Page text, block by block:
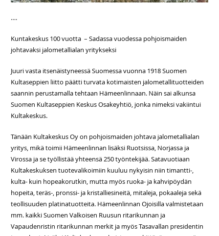
….
Kuntakeskus 100 vuotta – Sadassa vuodessa pohjoismaiden
johtavaksi jalometallialan yritykseksi
Juuri vasta itsenäistyneessä Suomessa vuonna 1918 Suomen
Kultaseppien liitto päätti turvata kotimaisten jalometallituotteiden
saannin perustamalla tehtaan Hämeenlinnaan. Näin sai alkunsa
Suomen Kultaseppien Keskus Osakeyhtiö, jonka nimeksi vakiintui
Kultakeskus.
Tänään Kultakeskus Oy on pohjoismaiden johtava jalometallialan
yritys, mikä toimii Hämeenlinnan lisäksi Ruotsissa, Norjassa ja
Virossa ja se työllistää yhteensä 250 työntekijää. Satavuotiaan
Kultakeskuksen tuotevalikoimiin kuuluu nykyisin niin timantti-,
kulta- kuin hopeakorutkin, mutta myös ruoka- ja kahvipöydän
hopeita, teräs-, pronssi- ja kristalliesineitä, mitaleja, pokaaleja sekä
teollisuuden platinatuotteita. Hämeenlinnan Ojoisilla valmistetaan
mm. kaikki Suomen Valkoisen Ruusun ritarikunnan ja
Vapaudenristin ritarikunnan merkit ja myös Tasavallan presidentin